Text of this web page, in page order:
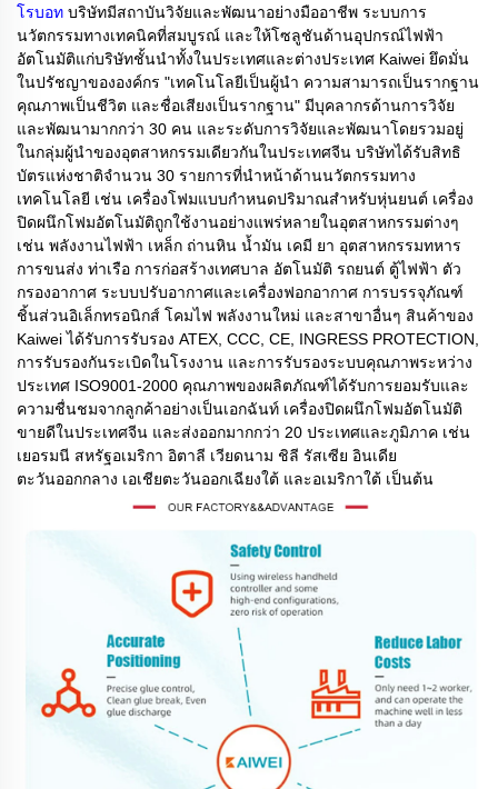
โรบอท บริษัทมีสถาบันวิจัยและพัฒนาอย่างมืออาชีพ ระบบการ
นวัตกรรมทางเทคนิคที่สมบูรณ์ และให้โซลูชันด้านอุปกรณ์ไฟฟ้า
อัตโนมัติแก่บริษัทชั้นนำทั้งในประเทศและต่างประเทศ Kaiwei ยึดมั่น
ในปรัชญาขององค์กร "เทคโนโลยีเป็นผู้นำ ความสามารถเป็นรากฐาน
คุณภาพเป็นชีวิต และชื่อเสียงเป็นรากฐาน" มีบุคลากรด้านการวิจัย
และพัฒนามากกว่า 30 คน และระดับการวิจัยและพัฒนาโดยรวมอยู่
ในกลุ่มผู้นำของอุตสาหกรรมเดียวกันในประเทศจีน บริษัทได้รับสิทธิ
บัตรแห่งชาติจำนวน 30 รายการที่นำหน้าด้านนวัตกรรมทาง
เทคโนโลยี เช่น เครื่องโฟมแบบกำหนดปริมาณสำหรับหุ่นยนต์ เครื่อง
ปิดผนึกโฟมอัตโนมัติถูกใช้งานอย่างแพร่หลายในอุตสาหกรรมต่างๆ
เช่น พลังงานไฟฟ้า เหล็ก ถ่านหิน น้ำมัน เคมี ยา อุตสาหกรรมทหาร
การขนส่ง ท่าเรือ การก่อสร้างเทศบาล อัตโนมัติ รถยนต์ ตู้ไฟฟ้า ตัว
กรองอากาศ ระบบปรับอากาศและเครื่องฟอกอากาศ การบรรจุภัณฑ์
ชิ้นส่วนอิเล็กทรอนิกส์ โคมไฟ พลังงานใหม่ และสาขาอื่นๆ สินค้าของ
Kaiwei ได้รับการรับรอง ATEX, CCC, CE, INGRESS PROTECTION,
การรับรองกันระเบิดในโรงงาน และการรับรองระบบคุณภาพระหว่าง
ประเทศ ISO9001-2000 คุณภาพของผลิตภัณฑ์ได้รับการยอมรับและ
ความชื่นชมจากลูกค้าอย่างเป็นเอกฉันท์ เครื่องปิดผนึกโฟมอัตโนมัติ
ขายดีในประเทศจีน และส่งออกมากกว่า 20 ประเทศและภูมิภาค เช่น
เยอรมนี สหรัฐอเมริกา อิตาลี เวียดนาม ชิลี รัสเซีย อินเดีย
ตะวันออกกลาง เอเชียตะวันออกเฉียงใต้ และอเมริกาใต้ เป็นต้น